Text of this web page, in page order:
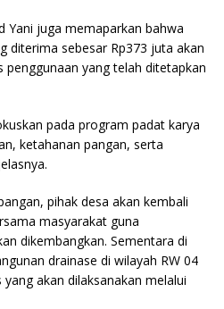
Yani juga memaparkan bahwa
diterima sebesar Rp373 juta akan
penggunaan yang telah ditetapkan
pada program padat karya
ketahanan pangan, serta
pihak desa akan kembali
masyarakat guna
dikembangkan. Sementara di
drainase di wilayah RW 04
akan dilaksanakan melalui